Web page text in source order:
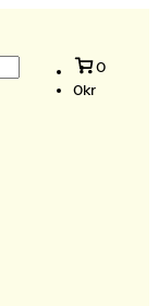
0
0kr